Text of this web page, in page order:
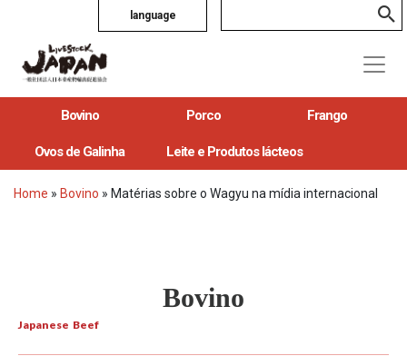
language
Bovino Porco Frango
Ovos de Galinha Leite e Produtos lácteos
Home » Bovino » Matérias sobre o Wagyu na mídia internacional
Bovino
Japanese Beef